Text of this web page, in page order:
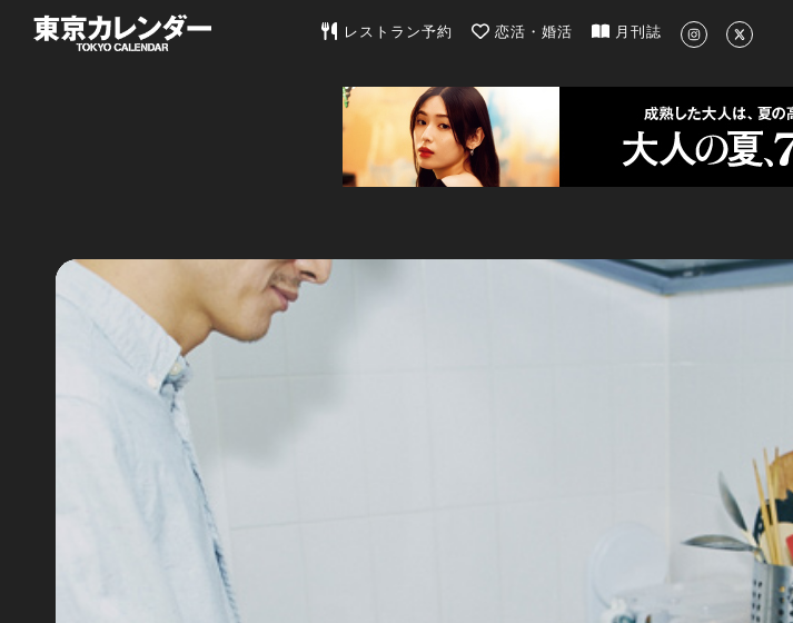
東京カレンダー | 最新のグルメ、洗練されたライフスタイル情報
レストラン予約 恋活・婚活 月刊誌